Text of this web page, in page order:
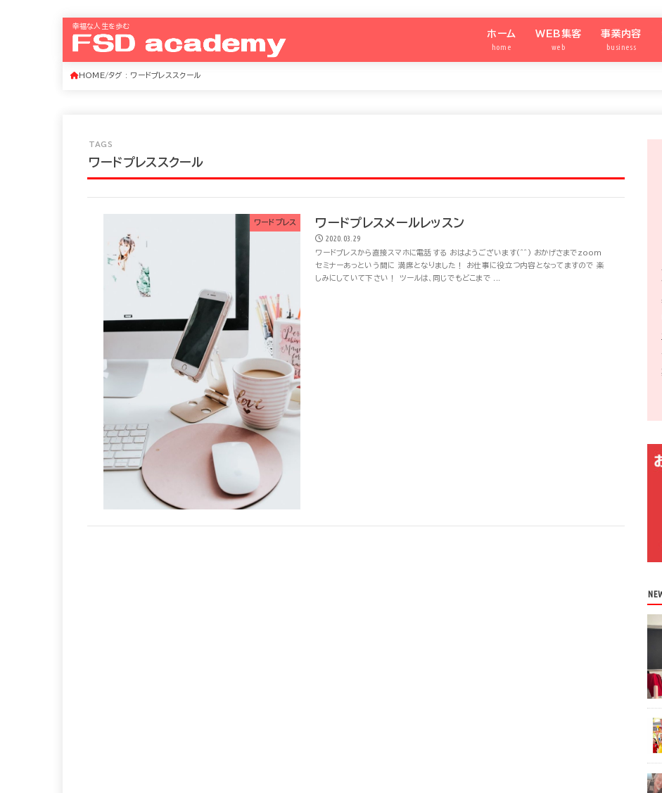
幸福な人生を歩む
ホーム
home
WEB集客
web
事業内容
business
HOME タグ : ワードプレススクール
ワードプレススクール
ワードプレス ワードプレスメールレッスン
2020.03.29
ワードプレスから直接スマホに電話する おはようございます(^^) おかげさまでzoom
セミナーあっという間に 満席となりました！ お仕事に役立つ内容となってますので 楽
しみにしていて下さい！ ツールは、同じでもどこまで ...